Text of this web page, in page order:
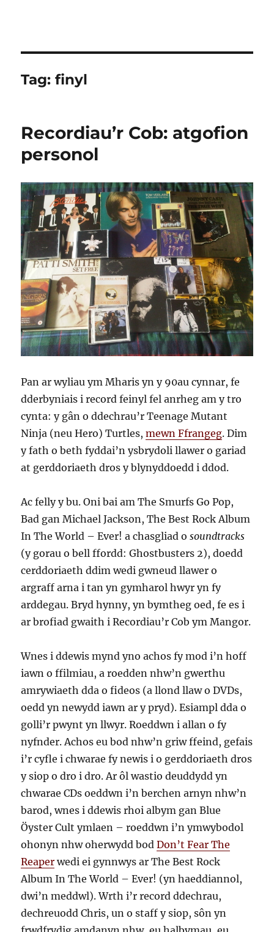
Tag:finyl
Recordiau’r Cob: atgofion
personol
Pan ar wyliau ym Mharis yn y 90au cynnar, fe
dderbyniais i record feinyl fel anrheg am y tro
cynta: y gân o ddechrau’r Teenage Mutant
Ninja (neu Hero) Turtles,mewn Ffrangeg. Dim
y fath o beth fyddai’n ysbrydoli llawer o gariad
at gerddoriaeth dros y blynyddoedd i ddod.
Ac felly y bu. Oni bai am The Smurfs Go Pop,
Bad gan Michael Jackson, The Best Rock Album
In The World – Ever! a chasgliad osoundtracks
(y gorau o bell ffordd: Ghostbusters 2), doedd
cerddoriaeth ddim wedi gwneud llawer o
argraff arna i tan yn gymharol hwyr yn fy
arddegau. Bryd hynny, yn bymtheg oed, fe es i
ar brofiad gwaith i Recordiau’r Cob ym Mangor.
Wnes i ddewis mynd yno achos fy mod i’n hoff
iawn o ffilmiau, a roedden nhw’n gwerthu
amrywiaeth dda o fideos (a llond llaw o DVDs,
oedd yn newydd iawn ar y pryd). Esiampl dda o
golli’r pwynt yn llwyr. Roeddwn i allan o fy
nyfnder. Achos eu bod nhw’n griw ffeind, gefais
i’r cyfle i chwarae fy newis i o gerddoriaeth dros
y siop o dro i dro. Ar ôl wastio deuddydd yn
chwarae CDs oeddwn i’n berchen arnyn nhw’n
barod, wnes i ddewis rhoi albym gan Blue
Öyster Cult ymlaen – roeddwn i’n ymwybodol
ohonyn nhw oherwydd bodDon’t Fear The
Reaper wedi ei gynnwys ar The Best Rock
Album In The World – Ever! (yn haeddiannol,
dwi’n meddwl). Wrth i’r record ddechrau,
dechreuodd Chris, un o staff y siop, sôn yn